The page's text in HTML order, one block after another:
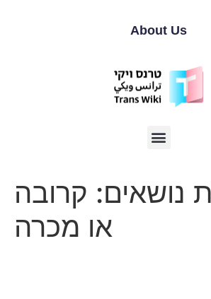
About Us
נושאים: קרובה
או מכרה